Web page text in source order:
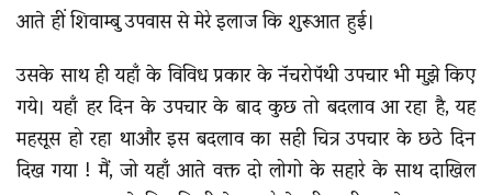
आते हीं शिवाम्बु उपवास से मेरे इलाज कि शुरूआत हुई।
उसके साथ ही यहाँ के विविध प्रकार के नॅचरोपॅथी उपचार भी मुझे किए
गये। यहाँ हर दिन के उपचार के बाद कुछ तो बदलाव आ रहा है, यह
महसूस हो रहा थाऔर इस बदलाव का सही चित्र उपचार के छठे दिन
दिख गया ! मैं, जो यहाँ आते वक्त दो लोगो के सहारे के साथ दाखिल